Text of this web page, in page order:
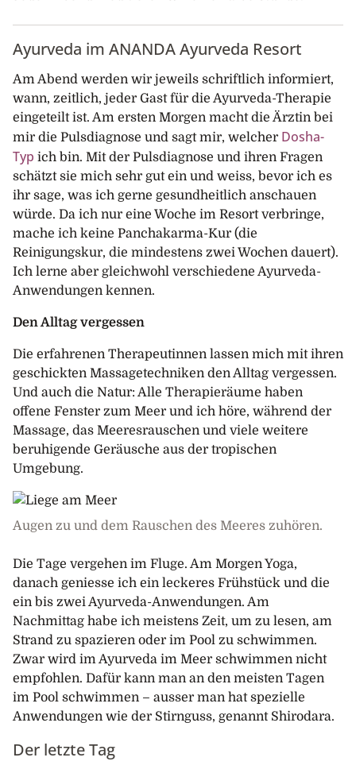
Ayurveda im ANANDA Ayurveda Resort
Am Abend werden wir jeweils schriftlich informiert,
wann, zeitlich, jeder Gast für die Ayurveda-Therapie
eingeteilt ist. Am ersten Morgen macht die Ärztin bei
mir die Pulsdiagnose und sagt mir, welcher Dosha-
Typ ich bin. Mit der Pulsdiagnose und ihren Fragen
schätzt sie mich sehr gut ein und weiss, bevor ich es
ihr sage, was ich gerne gesundheitlich anschauen
würde. Da ich nur eine Woche im Resort verbringe,
mache ich keine Panchakarma-Kur (die
Reinigungskur, die mindestens zwei Wochen dauert).
Ich lerne aber gleichwohl verschiedene Ayurveda-
Anwendungen kennen.
Den Alltag vergessen
Die erfahrenen Therapeutinnen lassen mich mit ihren
geschickten Massagetechniken den Alltag vergessen.
Und auch die Natur: Alle Therapieräume haben
offene Fenster zum Meer und ich höre, während der
Massage, das Meeresrauschen und viele weitere
beruhigende Geräusche aus der tropischen
Umgebung.
Augen zu und dem Rauschen des Meeres zuhören.
Die Tage vergehen im Fluge. Am Morgen Yoga,
danach geniesse ich ein leckeres Frühstück und die
ein bis zwei Ayurveda-Anwendungen. Am
Nachmittag habe ich meistens Zeit, um zu lesen, am
Strand zu spazieren oder im Pool zu schwimmen.
Zwar wird im Ayurveda im Meer schwimmen nicht
empfohlen. Dafür kann man an den meisten Tagen
im Pool schwimmen – ausser man hat spezielle
Anwendungen wie der Stirnguss, genannt Shirodara.
Der letzte Tag